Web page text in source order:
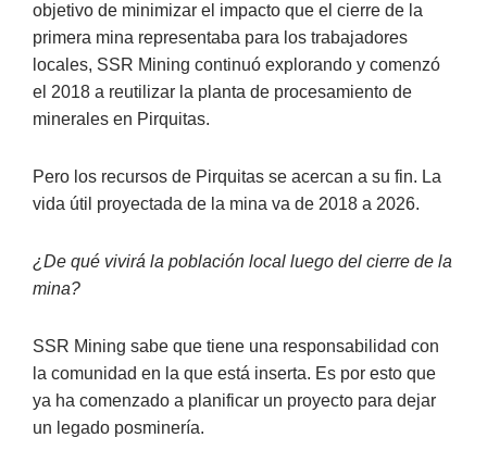
objetivo de minimizar el impacto que el cierre de la
primera mina representaba para los trabajadores
locales, SSR Mining continuó explorando y comenzó
el 2018 a reutilizar la planta de procesamiento de
minerales en Pirquitas.
Pero los recursos de Pirquitas se acercan a su fin. La
vida útil proyectada de la mina va de 2018 a 2026.
¿De qué vivirá la población local luego del cierre de la
mina?
SSR Mining sabe que tiene una responsabilidad con
la comunidad en la que está inserta. Es por esto que
ya ha comenzado a planificar un proyecto para dejar
un legado posminería.